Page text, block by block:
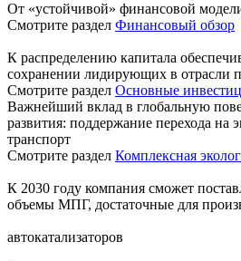
От «устойчивой» финансовой
Смотрите раздел Финансовый обзор
К распределению капитала
сохранении лидирующих в отрасли
Смотрите раздел Основные
Важнейший вклад в глобальную
развития: поддержание перехода на
транспорт
Смотрите раздел Комплексная
К 2030 году компания сможет
объемы МПГ, достаточные для
автокатализаторов